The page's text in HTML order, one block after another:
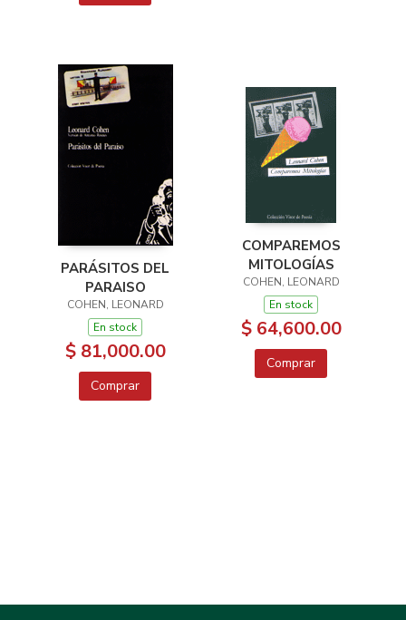
PARÁSITOS DEL
PARAISO
COHEN, LEONARD
En stock
$ 81,000.00
Comprar
COMPAREMOS
MITOLOGÍAS
COHEN, LEONARD
En stock
$ 64,600.00
Comprar